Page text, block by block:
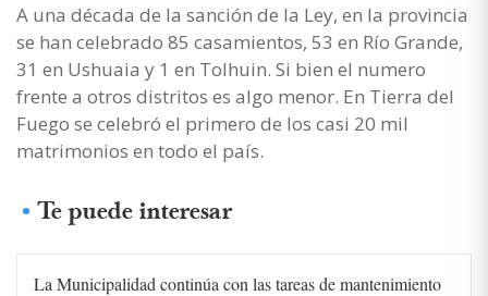
A una década de la sanción de la Ley, en la provincia
se han celebrado 85 casamientos, 53 en Río Grande,
31 en Ushuaia y 1 en Tolhuin. Si bien el numero
frente a otros distritos es algo menor. En Tierra del
Fuego se celebró el primero de los casi 20 mil
matrimonios en todo el país.
Te puede interesar
La Municipalidad continúa con las tareas de mantenimiento